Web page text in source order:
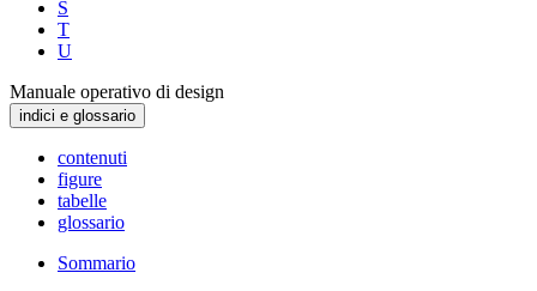
S
T
U
Manuale operativo di design
indici e glossario
contenuti
figure
tabelle
glossario
Sommario